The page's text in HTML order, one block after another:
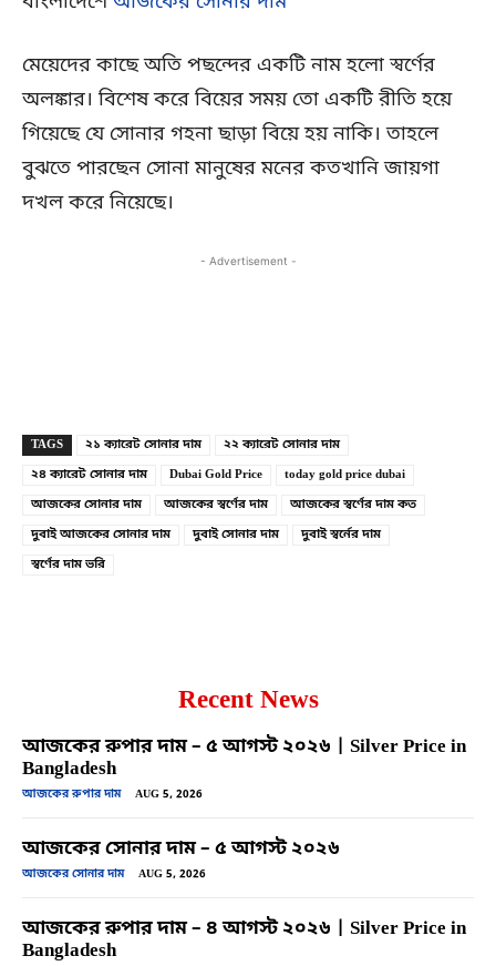
মেয়েদের কাছে অতি পছন্দের একটি নাম হলো স্বর্ণের
অলঙ্কার। বিশেষ করে বিয়ের সময় তো একটি রীতি হয়ে
গিয়েছে যে সোনার গহনা ছাড়া বিয়ে হয় নাকি। তাহলে
বুঝতে পারছেন সোনা মানুষের মনের কতখানি জায়গা
দখল করে নিয়েছে।
- Advertisement -
TAGS ২১ ক্যারেট সোনার দাম
২২ ক্যারেট সোনার দাম
২৪ ক্যারেট সোনার দাম
Dubai Gold Price
today gold price dubai
আজকের সোনার দাম
আজকের স্বর্ণের দাম
আজকের স্বর্ণের দাম কত
দুবাই আজকের সোনার দাম
দুবাই সোনার দাম
দুবাই স্বর্নের দাম
স্বর্ণের দাম ভরি
Recent News
আজকের রুপার দাম – ৫ আগস্ট ২০২৬ | Silver Price in
Bangladesh
আজকের রুপার দাম AUG 5, 2026
আজকের সোনার দাম – ৫ আগস্ট ২০২৬
আজকের সোনার দাম AUG 5, 2026
আজকের রুপার দাম – ৪ আগস্ট ২০২৬ | Silver Price in
Bangladesh